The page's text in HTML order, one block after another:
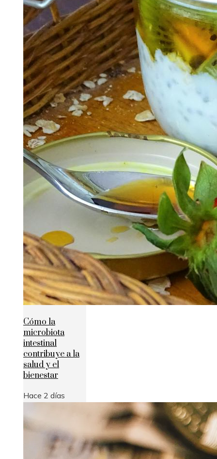
Cómo la
microbiota
intestinal
contribuye a la
salud y el
bienestar
Hace 2 días